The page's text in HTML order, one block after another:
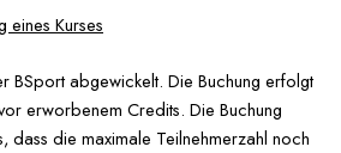
eines Kurses
BSport abgewickelt. Die Buchung erfolgt
erworbenem Credits. Die Buchung
dass die maximale Teilnehmerzahl noch